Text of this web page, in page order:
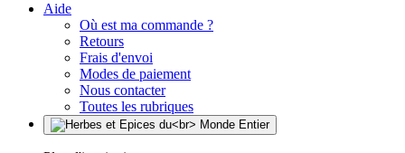
Aide
Où est ma commande ?
Retours
Frais d'envoi
Modes de paiement
Nous contacter
Toutes les rubriques